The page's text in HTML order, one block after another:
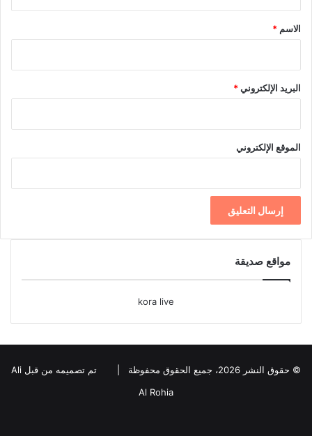
*
الاسم *
البريد الإلكتروني*
الموقع الإلكتروني
مواقع صديقة
kora live
© حقوق النشر 2026، جميع الحقوق محفوظة |
تم تصميمه من قبل Ali
Al Rohia